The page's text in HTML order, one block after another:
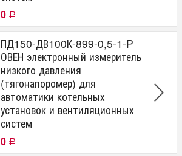
0 Р
ПД150-ДВ100К-899-0,5-1-P
ОВЕН электронный измеритель
низкого давления
(тягонапоромер) для
автоматики котельных
установок и вентиляционных
систем
0 Р